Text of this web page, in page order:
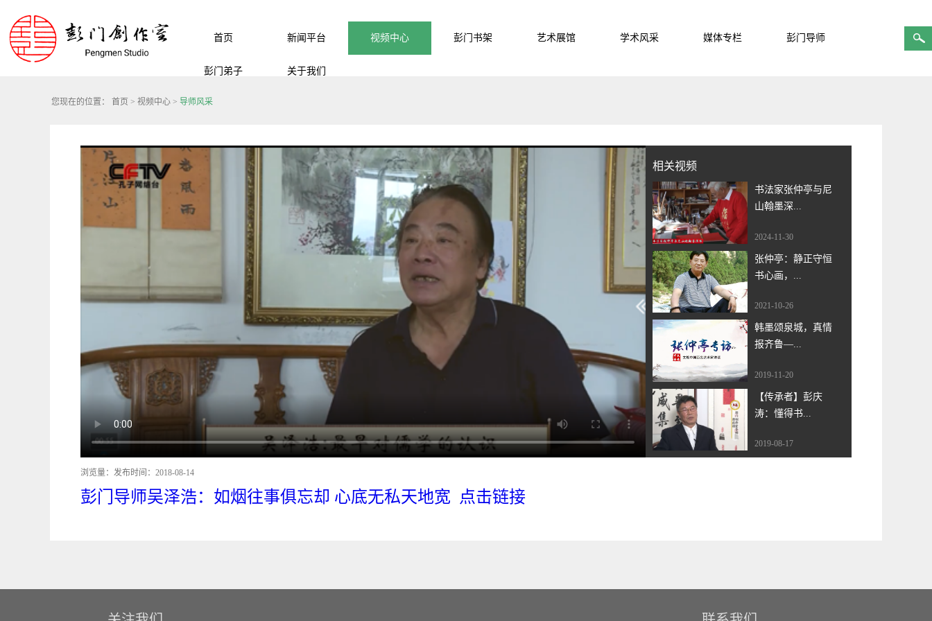
首页 新闻平台 视频中心 彭门书架 艺术展馆 学术风采 媒体专栏 彭门导师
彭门弟子 关于我们
您现在的位置： 首页 > 视频中心 > 导师风采
浏览量： 发布时间： 2018-08-14
彭门导师吴泽浩：如烟往事俱忘却 心底无私天地宽 点击链接
相关视频
书法家张仲亭与尼
山翰墨深...
2024-11-30
张仲亭：静正守恒
书心画，...
2021-10-26
韩墨颂泉城，真情
报齐鲁—...
2019-11-20
【传承者】彭庆
涛：懂得书...
2019-08-17